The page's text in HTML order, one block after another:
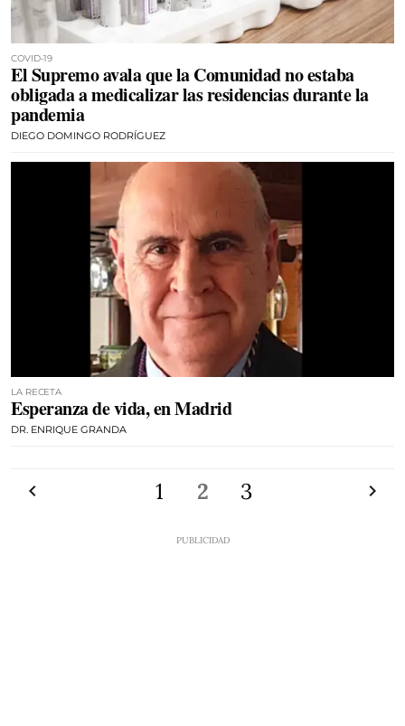
COVID-19
El Supremo avala que la Comunidad no estaba
obligada a medicalizar las residencias durante la
pandemia
DIEGO DOMINGO RODRÍGUEZ
LA RECETA
Esperanza de vida, en Madrid
DR. ENRIQUE GRANDA
1 2 3